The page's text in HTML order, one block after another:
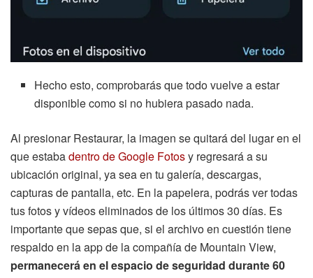
Hecho esto, comprobarás que todo vuelve a estar
disponible como si no hubiera pasado nada.
Al presionar Restaurar, la imagen se quitará del lugar en el
que estabadentro de Google Fotosy regresará a su
ubicación original, ya sea en tu galería, descargas,
capturas de pantalla, etc. En la papelera, podrás ver todas
tus fotos y vídeos eliminados de los últimos 30 días. Es
importante que sepas que, si el archivo en cuestión tiene
respaldo en la app de la compañía de Mountain View,
permanecerá en el espacio de seguridad durante 60